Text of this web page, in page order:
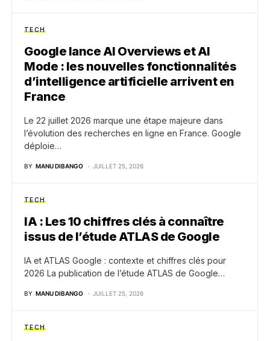
TECH
Google lance AI Overviews et AI
Mode : les nouvelles fonctionnalités
d’intelligence artificielle arrivent en
France
Le 22 juillet 2026 marque une étape majeure dans
l’évolution des recherches en ligne en France. Google
déploie…
BY MANU DIBANGO JUILLET 25, 2026
TECH
IA : Les 10 chiffres clés à connaître
issus de l’étude ATLAS de Google
IA et ATLAS Google : contexte et chiffres clés pour
2026 La publication de l’étude ATLAS de Google…
BY MANU DIBANGO JUILLET 25, 2026
TECH